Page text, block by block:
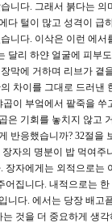
니다. 그래서 붉다는 의
다 털이 많고 성격이 급
니다. 이삭은 이런 에서
달리 하얀 얼굴에 피부
막에 거하며 리브가 곁
차이를 그대로 드러낸
이 부엌에서 팥죽을 쑤
은 기회를 놓치지 않고
반응했습니까? 32절을
자의 명분이 밥 먹여주
장자에게는 외적으로는
어집니다. 내적으로는
니다. 에서는 당장 배고
것을 더 중요하게 생각